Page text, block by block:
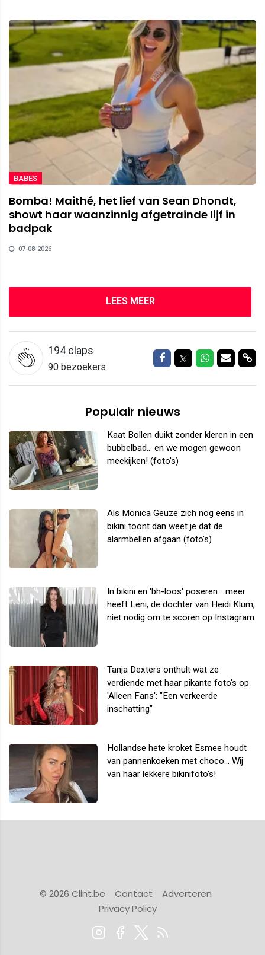
BABES
Bomba! Maithé, het lief van Sean Dhondt,
showt haar waanzinnig afgetrainde lijf in
badpak
07-08-2026
LEES MEER
194claps
90 bezoekers
Delen op Facebook
Delen op Twitter
Delen op
Delen
Populair nieuws
Kaat Bollen duikt zonder kleren in een
bubbelbad... en we mogen gewoon
meekijken! (foto's)
Als Monica Geuze zich nog eens in
bikini toont dan weet je dat de
alarmbellen afgaan (foto's)
In bikini en 'bh-loos' poseren... meer
heeft Leni, de dochter van Heidi Klum,
niet nodig om te scoren op Instagram
Tanja Dexters onthult wat ze
verdiende met haar pikante foto's op
'Alleen Fans': "Een verkeerde
inschatting"
Hollandse hete kroket Esmee houdt
van pannenkoeken met choco... Wij
van haar lekkere bikinifoto's!
© 2026 Clint.be Contact
Adverteren
Privacy Policy